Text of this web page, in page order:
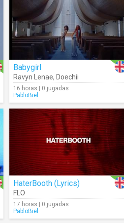
Babygirl
Ravyn Lenae, Doechii
16 horas | 0 jugadas
PabloBiel
HaterBooth (Lyrics)
FLO
17 horas | 0 jugadas
PabloBiel